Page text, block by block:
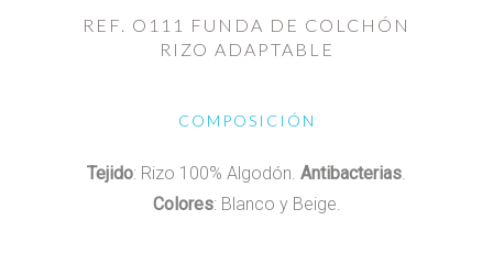
REF. O111 FUNDA DE COLCHÓN
RIZO ADAPTABLE
COMPOSICIÓN
Tejido: Rizo 100% Algodón. Antibacterias.
Colores: Blanco y Beige.